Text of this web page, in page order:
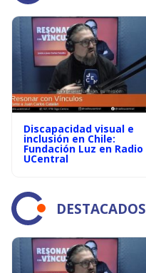
Discapacidad visual e
inclusión en Chile:
Fundación Luz en Radio
UCentral
DESTACADOS